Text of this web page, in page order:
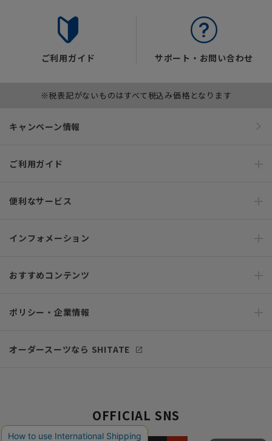
ご利用ガイド サポート・お問い合わせ
※税表記がないものはすべて税込み価格となります
キャンペーン情報
ご利用ガイド
便利なサービス
インフォメーション
おすすめコンテンツ
ポリシー・企業情報
オーダースーツなら SHITATE
OFFICIAL SNS